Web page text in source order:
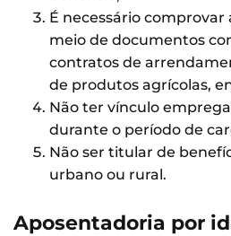
É necessário
meio de documentos
contratos de
de produtos agrícolas,
Não ter vínculo
durante o período de
Não ser titular de
urbano ou rural.
Aposentadoria por